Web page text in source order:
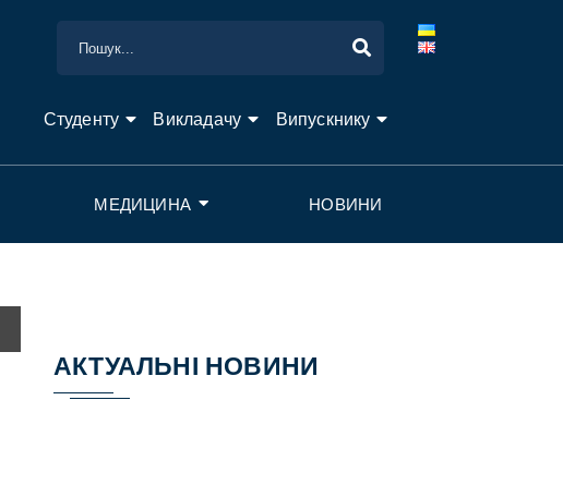
Студенту Викладачу Випускнику
МЕДИЦИНА НОВИНИ
АКТУАЛЬНІ НОВИНИ